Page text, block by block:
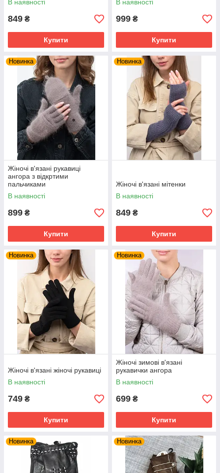
В наявності
849 ₴
Купити
В наявності
999 ₴
Купити
Новинка
Жіночі в'язані рукавиці
ангора з відкртими
пальчиками
В наявності
899 ₴
Купити
Новинка
Жіночі в'язані мітенки
В наявності
849 ₴
Купити
Новинка
Жіночі в'язані жіночі рукавиці
В наявності
749 ₴
Купити
Новинка
Жіночі зимові в'язані
рукавички ангора
В наявності
699 ₴
Купити
Новинка Новинка